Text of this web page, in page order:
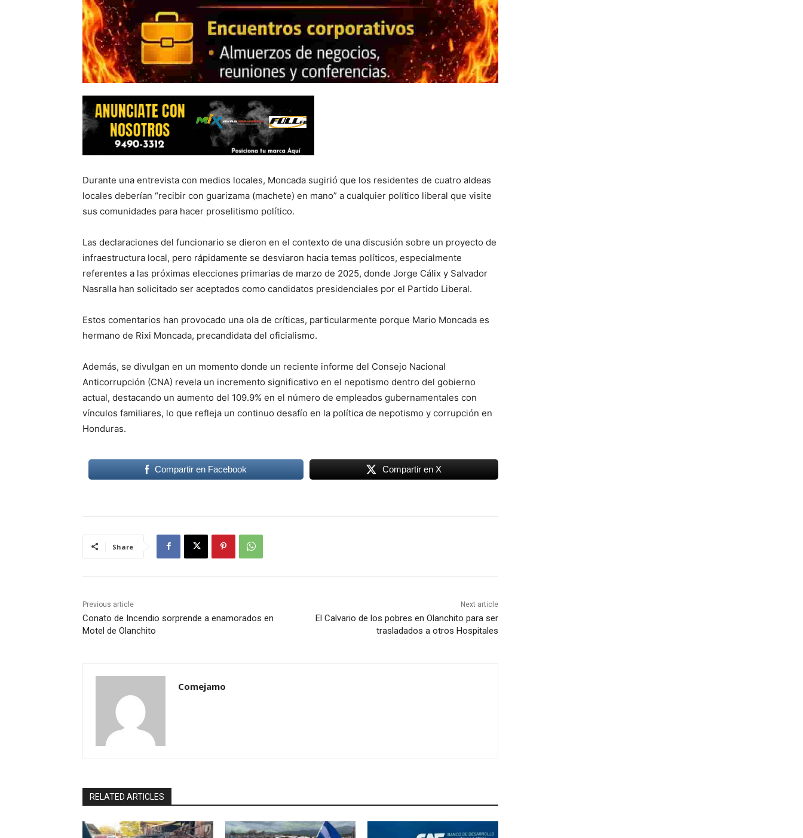
Durante una entrevista con medios locales, Moncada sugirió que los residentes de cuatro aldeas
locales deberían “recibir con guarizama (machete) en mano” a cualquier político liberal que visite
sus comunidades para hacer proselitismo político.
Las declaraciones del funcionario se dieron en el contexto de una discusión sobre un proyecto de
infraestructura local, pero rápidamente se desviaron hacia temas políticos, especialmente
referentes a las próximas elecciones primarias de marzo de 2025, donde Jorge Cálix y Salvador
Nasralla han solicitado ser aceptados como candidatos presidenciales por el Partido Liberal.
Estos comentarios han provocado una ola de críticas, particularmente porque Mario Moncada es
hermano de Rixi Moncada, precandidata del oficialismo.
Además, se divulgan en un momento donde un reciente informe del Consejo Nacional
Anticorrupción (CNA) revela un incremento significativo en el nepotismo dentro del gobierno
actual, destacando un aumento del 109.9% en el número de empleados gubernamentales con
vínculos familiares, lo que refleja un continuo desafío en la política de nepotismo y corrupción en
Honduras.
Compartir en Facebook Compartir en X
Share
Previous article
Conato de Incendio sorprende a enamorados en
Motel de Olanchito
Next article
El Calvario de los pobres en Olanchito para ser
trasladados a otros Hospitales
Comejamo
RELATED ARTICLES